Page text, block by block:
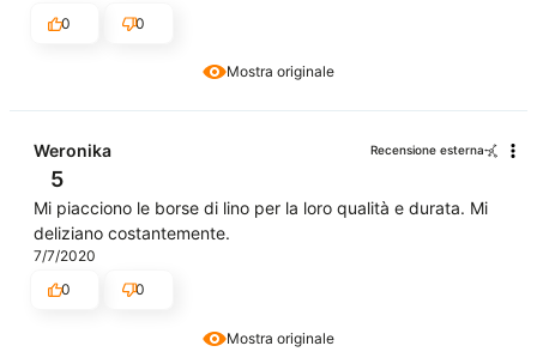
Mostra originale
0
0
Mostra originale
Weronika Recensione esterna
5
Mi piacciono le borse di lino per la loro qualità e durata. Mi
deliziano costantemente.
7/7/2020
0
0